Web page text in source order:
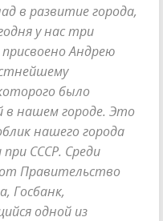
в развитие города,
у нас три
Андрею
было
в нашем городе. Это
нашего города
СССР. Среди
Правительство
Госбанк,
одной из